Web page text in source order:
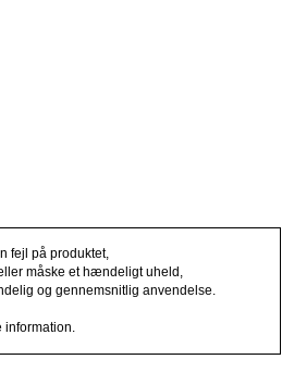
fejl på produktet,
måske et hændeligt uheld,
og gennemsnitlig anvendelse.
information.